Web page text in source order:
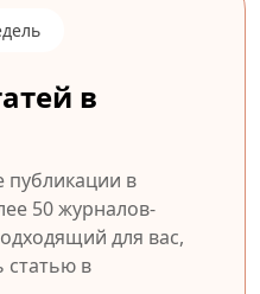
в
в
50 журналов-
для вас,
статью в